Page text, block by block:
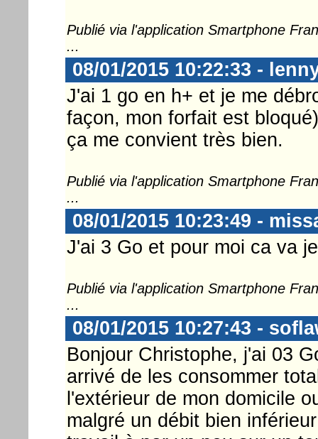
Publié via l'application Smartphone
...
08/01/2015 10:22:33 -
J'ai 1 go en h+ et je me
façon, mon forfait est
ça me convient très bien.
Publié via l'application Smartphone
...
08/01/2015 10:23:49 -
J'ai 3 Go et pour moi ca va
Publié via l'application Smartphone
...
08/01/2015 10:27:43 -
Bonjour Christophe, j'ai 03
arrivé de les consommer
l'extérieur de mon domicile
malgré un débit bien